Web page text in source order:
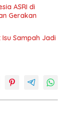
ASRI di
Gerakan
Isu Sampah Jadi